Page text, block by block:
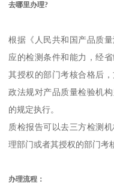
去哪里办理?
根据《人民共和国产品质
应的检测条件和能力，经
其授权的部门考核合格后
政法规对产品质量检验机
的规定执行。
质检报告可以去三方检测
理部门或者其授权的部门考
办理流程：